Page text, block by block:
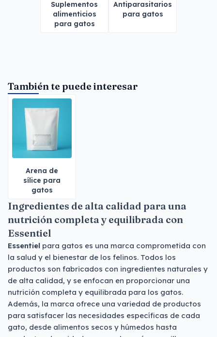
Suplementos
alimenticios
para gatos
Antiparasitarios
para gatos
También te puede interesar
Arena de
sílice para
gatos
Ingredientes de alta calidad para una
nutrición completa y equilibrada con
Essentiel
Essentiel para gatos es una marca comprometida con
la salud y el bienestar de los felinos. Todos los
productos son fabricados con ingredientes naturales y
de alta calidad, y se enfocan en proporcionar una
nutrición completa y equilibrada para los gatos.
Además, la marca ofrece una variedad de productos
para satisfacer las necesidades específicas de cada
gato, desde alimentos secos y húmedos hasta